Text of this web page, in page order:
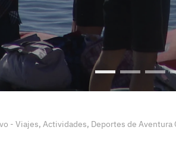
Viajes Fin de
Viajes
- Viajes, Actividades, Deportes de Aventura